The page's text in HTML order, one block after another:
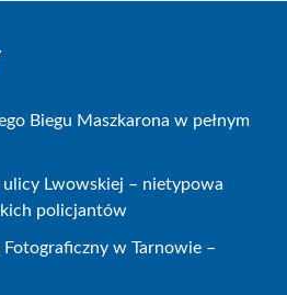
Biegu Maszkarona w pełnym
ulicy Lwowskiej – nietypowa
policjantów
w Tarnowie –